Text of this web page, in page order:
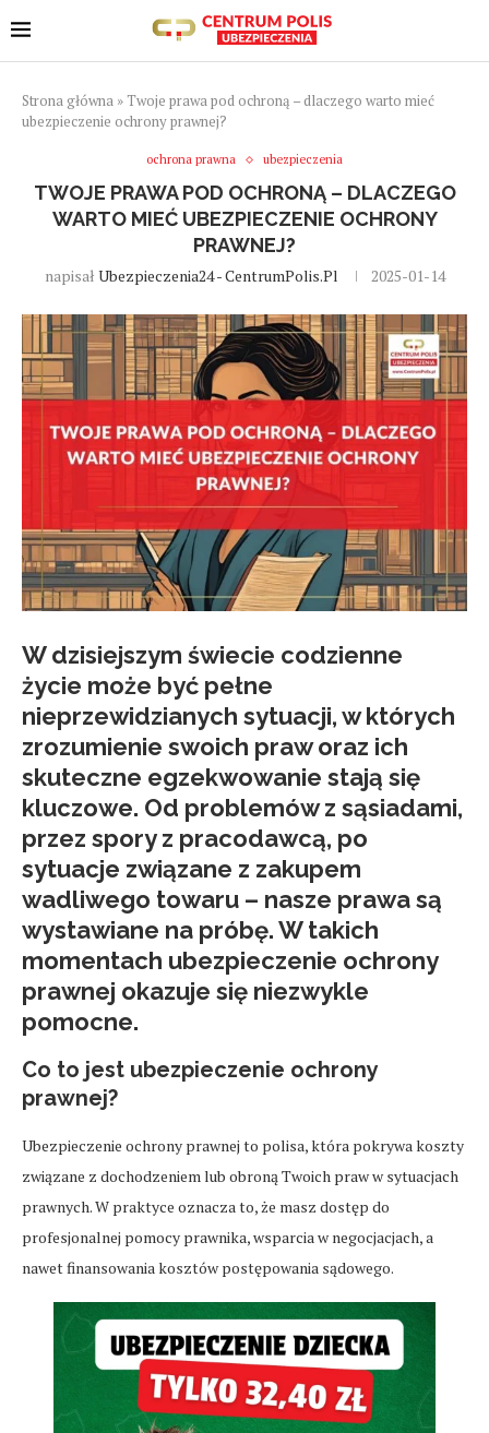
Strona główna »Twoje prawa pod ochroną – dlaczego warto mieć
ubezpieczenie ochrony prawnej?
ochrona prawna ubezpieczenia
TWOJE PRAWA POD OCHRONĄ – DLACZEGO
WARTO MIEĆ UBEZPIECZENIE OCHRONY
PRAWNEJ?
napisał Ubezpieczenia24 - CentrumPolis.pl 2025-01-14
W dzisiejszym świecie codzienne
życie może być pełne
nieprzewidzianych sytuacji, w których
zrozumienie swoich praw oraz ich
skuteczne egzekwowanie stają się
kluczowe. Od problemów z sąsiadami,
przez spory z pracodawcą, po
sytuacje związane z zakupem
wadliwego towaru – nasze prawa są
wystawiane na próbę. W takich
momentach ubezpieczenie ochrony
prawnej okazuje się niezwykle
pomocne.
Co to jest ubezpieczenie ochrony
prawnej?
Ubezpieczenie ochrony prawnej to polisa, która pokrywa koszty
związane z dochodzeniem lub obroną Twoich praw w sytuacjach
prawnych. W praktyce oznacza to, że masz dostęp do
profesjonalnej pomocy prawnika, wsparcia w negocjacjach, a
nawet finansowania kosztów postępowania sądowego.